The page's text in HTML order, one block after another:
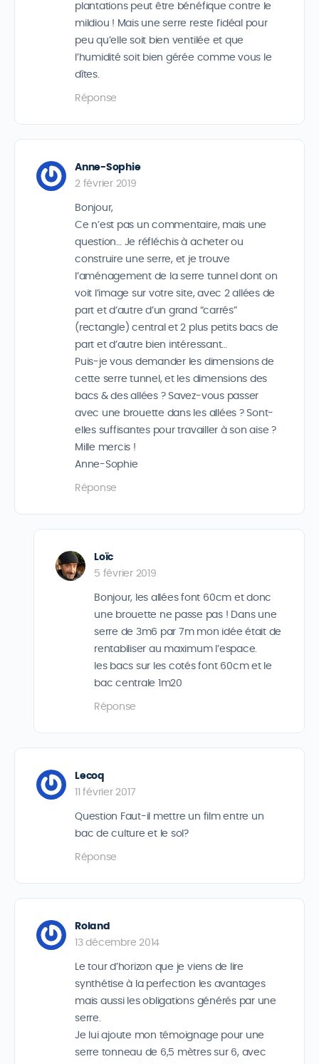
plantations peut être bénéfique contre le
mildiou ! Mais une serre reste l’idéal pour
peu qu’elle soit bien ventilée et que
l’humidité soit bien gérée comme vous le
dîtes.
Réponse
Anne-Sophie
2 février 2019
Bonjour,
Ce n’est pas un commentaire, mais une
question… Je réfléchis à acheter ou
construire une serre, et je trouve
l’aménagement de la serre tunnel dont on
voit l’image sur votre site, avec 2 allées de
part et d’autre d’un grand “carrés”
(rectangle) central et 2 plus petits bacs de
part et d’autre bien intéressant…
Puis-je vous demander les dimensions de
cette serre tunnel, et les dimensions des
bacs & des allées ? Savez-vous passer
avec une brouette dans les allées ? Sont-
elles suffisantes pour travailler à son aise ?
Mille mercis !
Anne-Sophie
Réponse
Loïc
5 février 2019
Bonjour, les allées font 60cm et donc
une brouette ne passe pas ! Dans une
serre de 3m6 par 7m mon idée était de
rentabiliser au maximum l’espace.
les bacs sur les cotés font 60cm et le
bac centrale 1m20
Réponse
Lecoq
11 février 2017
Question Faut-il mettre un film entre un
bac de culture et le sol?
Réponse
Roland
13 décembre 2014
Le tour d’horizon que je viens de lire
synthétise à la perfection les avantages
mais aussi les obligations générés par une
serre.
Je lui ajoute mon témoignage pour une
serre tonneau de 6,5 mètres sur 6, avec